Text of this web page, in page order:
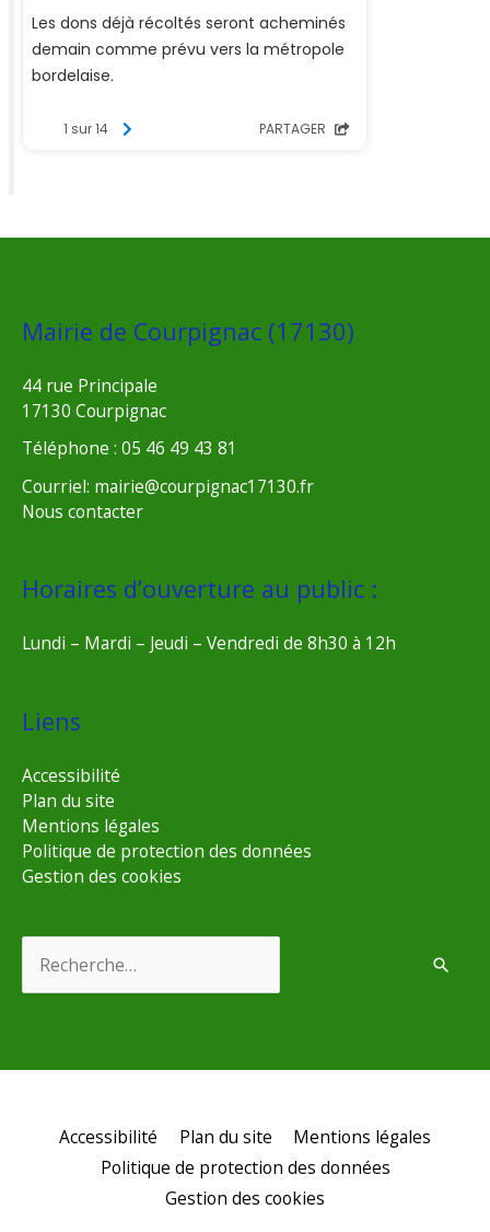
Mairie de Courpignac (17130)
44 rue Principale
17130 Courpignac
Téléphone : 05 46 49 43 81
Courriel: mairie@courpignac17130.fr
Nous contacter
Horaires d’ouverture au public :
Lundi – Mardi – Jeudi – Vendredi de 8h30 à 12h
Liens
Accessibilité
Plan du site
Mentions légales
Politique de protection des données
Gestion des cookies
Accessibilité Plan du site
Mentions légales
Politique de protection des données
Gestion des cookies